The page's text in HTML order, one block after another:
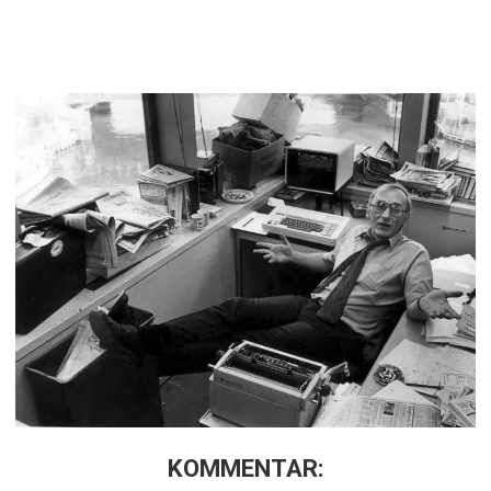
KOMMENTAR: